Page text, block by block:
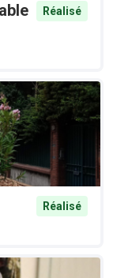
Réalisé
Réalisé